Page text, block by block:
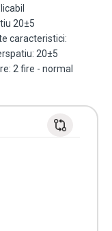
20±5
caracteristici:
20±5
2 fire - normal